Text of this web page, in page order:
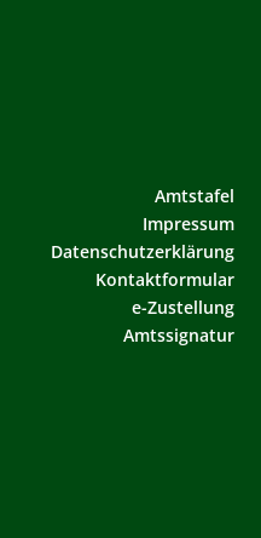
Amtstafel
Impressum
Datenschutzerklärung
Kontaktformular
e-Zustellung
Amtssignatur